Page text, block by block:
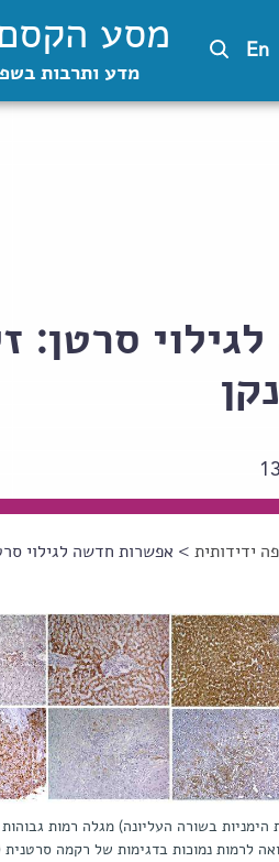
En מסע
מדע ותרבות
סרטן:
ידידותית > אפשרות חדשה לגילוי
בשורה העליונה) מגלה רמות
לרמות נמוכות בדגימות של רקמה סרטנית